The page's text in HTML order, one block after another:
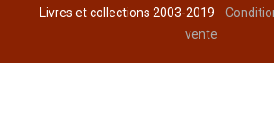
Livres et collections 2003-2019
vente